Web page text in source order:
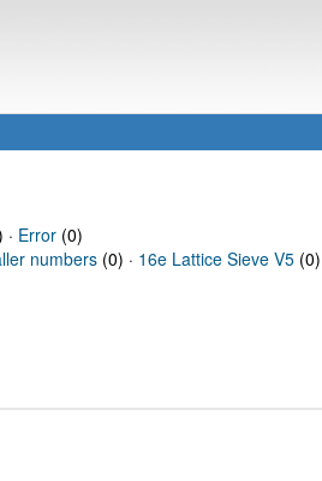
· Error(0)
numbers (0) · 16e Lattice Sieve V5 (0)